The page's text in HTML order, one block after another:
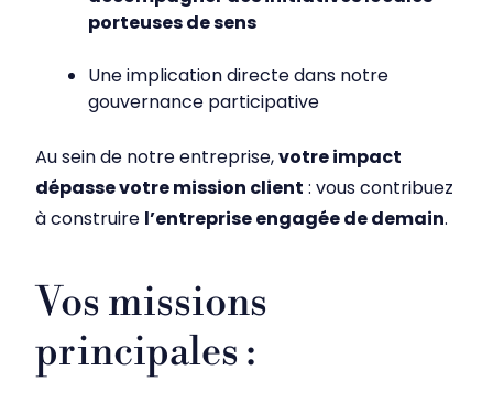
porteuses de sens
Une implication directe dans notre
gouvernance participative
Au sein de notre entreprise,votre impact
dépasse votre mission client : vous contribuez
à construire l’entreprise engagée de demain.
Vos missions
principales :